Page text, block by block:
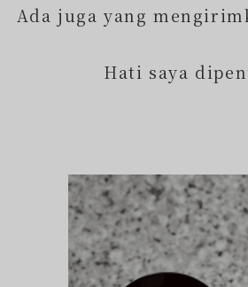
Ada juga yang
Hati saya